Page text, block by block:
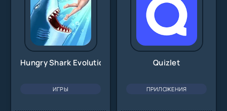
Hungry Shark Evolution
ИГРЫ
Quizlet
ПРИЛОЖЕНИЯ